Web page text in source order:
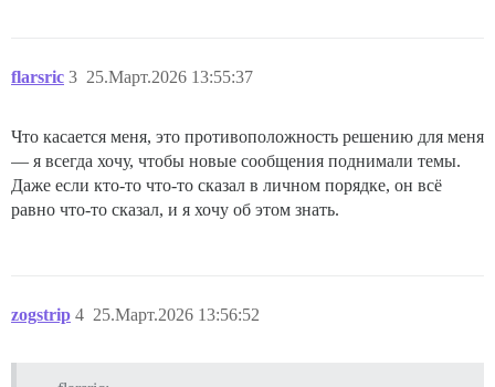
flarsric 25.Март.2026 13:55:37
3
Что касается меня, это противоположность решению для меня
— я всегда хочу, чтобы новые сообщения поднимали темы.
Даже если кто-то что-то сказал в личном порядке, он всё
равно что-то сказал, и я хочу об этом знать.
zogstrip 25.Март.2026 13:56:52
4